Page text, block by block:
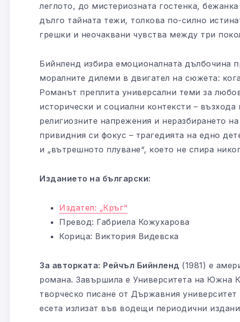
леглото, до мистериозната гостенка,
дълго тайната тежи, толкова по-силно
грешки и неочаквани чувства между три
Бийнленд избира емоционалната дълбочина
моралните дилеми в двигател на сюжета:
Романът преплита универсални теми за
исторически и социални контексти –
религиозните напрежения и неразбирането
привидния си фокус – трагедията на едно
и „вътрешното плуване“, което не спира
Изданието на български:
Издател: „Кръг“
Превод: Габриела Кожухарова
Корица: Виктория Видевска
За авторката: Рейчъл Бийнленд (1981) е
романа. Завършила е Университета на Южна
творческо писане от Държавния
есета излизат във водещи периодични